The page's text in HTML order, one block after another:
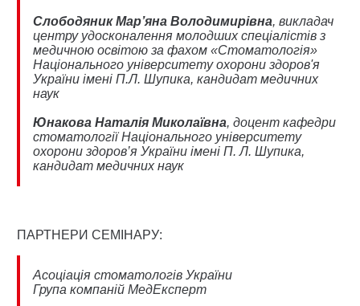
Слободяник Мар’яна Володимирівна, викладач
центру удосконалення молодших спеціалістів з
медичною освітою за фахом «Стоматологія»
Національного університету охорони здоров'я
України імені П.Л. Шупика, кандидат медичних
наук
Юнакова Наталія Миколаївна, доцент кафедри
стоматології Національного університету
охорони здоров’я України імені П. Л. Шупика,
кандидат медичних наук
ПАРТНЕРИ СЕМІНАРУ:
Асоціація стоматологів України
Група компаній МедЕксперт